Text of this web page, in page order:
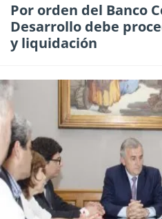
Por orden del Banco
Desarrollo debe
y liquidación